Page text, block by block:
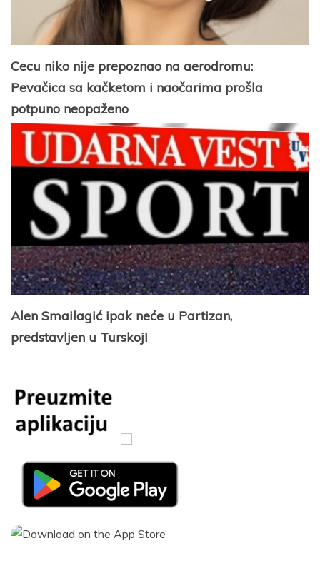
Cecu niko nije prepoznao na aerodromu:
Pevačica sa kačketom i naočarima prošla
potpuno neopaženo
Alen Smailagić ipak neće u Partizan,
predstavljen u Turskoj!